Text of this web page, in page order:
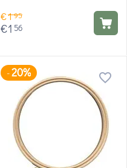
€195
€1 56
-20%